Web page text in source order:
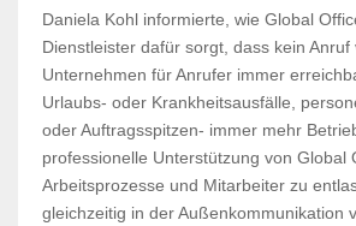
Daniela Kohl informierte, wie Global
Dienstleister dafür sorgt, dass kein
Unternehmen für Anrufer immer
Urlaubs- oder Krankheitsausfälle,
oder Auftragsspitzen- immer mehr
professionelle Unterstützung von Global
Arbeitsprozesse und Mitarbeiter zu
gleichzeitig in der Außenkommunikation